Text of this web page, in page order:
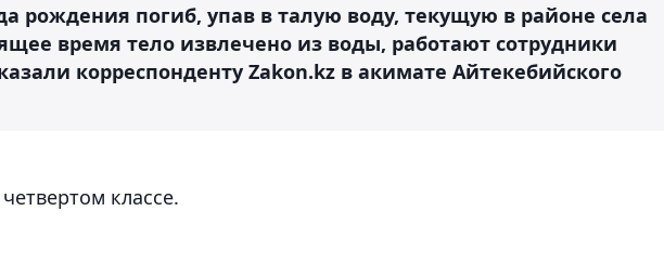
рождения погиб, упав в талую воду, текущую в районе села
время тело извлечено из воды, работают сотрудники
корреспонденту Zakon.kz в акимате Айтекебийского
классе.